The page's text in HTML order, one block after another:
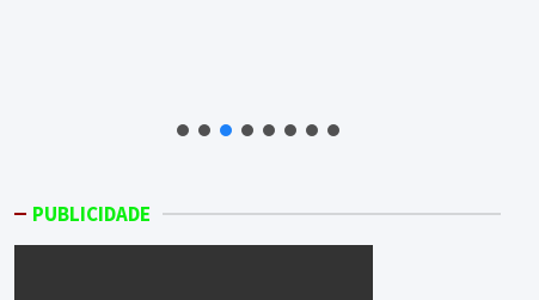
PUBLICIDADE